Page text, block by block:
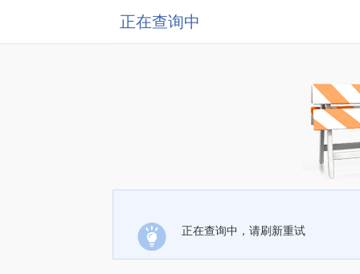
正在查询中
正在查询中，请刷新重试